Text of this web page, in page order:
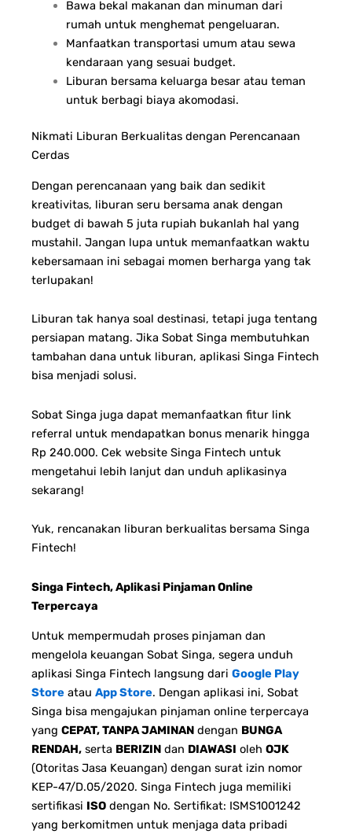
Bawa bekal makanan dan minuman dari
rumah untuk menghemat pengeluaran.
Manfaatkan transportasi umum atau sewa
kendaraan yang sesuai budget.
Liburan bersama keluarga besar atau teman
untuk berbagi biaya akomodasi.
Nikmati Liburan Berkualitas dengan Perencanaan
Cerdas
Dengan perencanaan yang baik dan sedikit
kreativitas, liburan seru bersama anak dengan
budget di bawah 5 juta rupiah bukanlah hal yang
mustahil. Jangan lupa untuk memanfaatkan waktu
kebersamaan ini sebagai momen berharga yang tak
terlupakan!
Liburan tak hanya soal destinasi, tetapi juga tentang
persiapan matang. Jika Sobat Singa membutuhkan
tambahan dana untuk liburan, aplikasi Singa Fintech
bisa menjadi solusi.
Sobat Singa juga dapat memanfaatkan fitur link
referral untuk mendapatkan bonus menarik hingga
Rp 240.000. Cek website Singa Fintech untuk
mengetahui lebih lanjut dan unduh aplikasinya
sekarang!
Yuk, rencanakan liburan berkualitas bersama Singa
Fintech!
Singa Fintech, Aplikasi Pinjaman Online
Terpercaya
Untuk mempermudah proses pinjaman dan
mengelola keuangan Sobat Singa, segera unduh
aplikasi Singa Fintech langsung dari Google Play
Store atau App Store. Dengan aplikasi ini, Sobat
Singa bisa mengajukan pinjaman online terpercaya
yang CEPAT, TANPA JAMINAN dengan BUNGA
RENDAH, serta BERIZIN dan DIAWASI oleh OJK
(Otoritas Jasa Keuangan) dengan surat izin nomor
KEP-47/D.05/2020. Singa Fintech juga memiliki
sertifikasi ISO dengan No. Sertifikat: ISMS1001242
yang berkomitmen untuk menjaga data pribadi